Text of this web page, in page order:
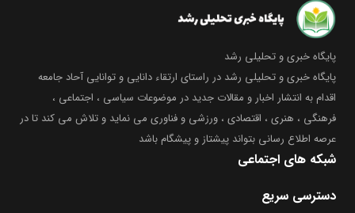
پایگاه خبری و تحلیلی رشد
پایگاه خبری و تحلیلی رشد در راستای ارتقاء دانایی و توانایی آحاد جامعه
اقدام به انتشار اخبار و مقالات جدید در موضوعات سیاسی ، اجتماعی ،
فرهنگی ، هنری ، اقتصادی ، ورزشی و فناوری می نماید و تلاش می کند تا در
عرصه اطلاع رسانی بتواند پیشتاز و پیشگام باشد
شبکه های اجتماعی
دسترسی سریع